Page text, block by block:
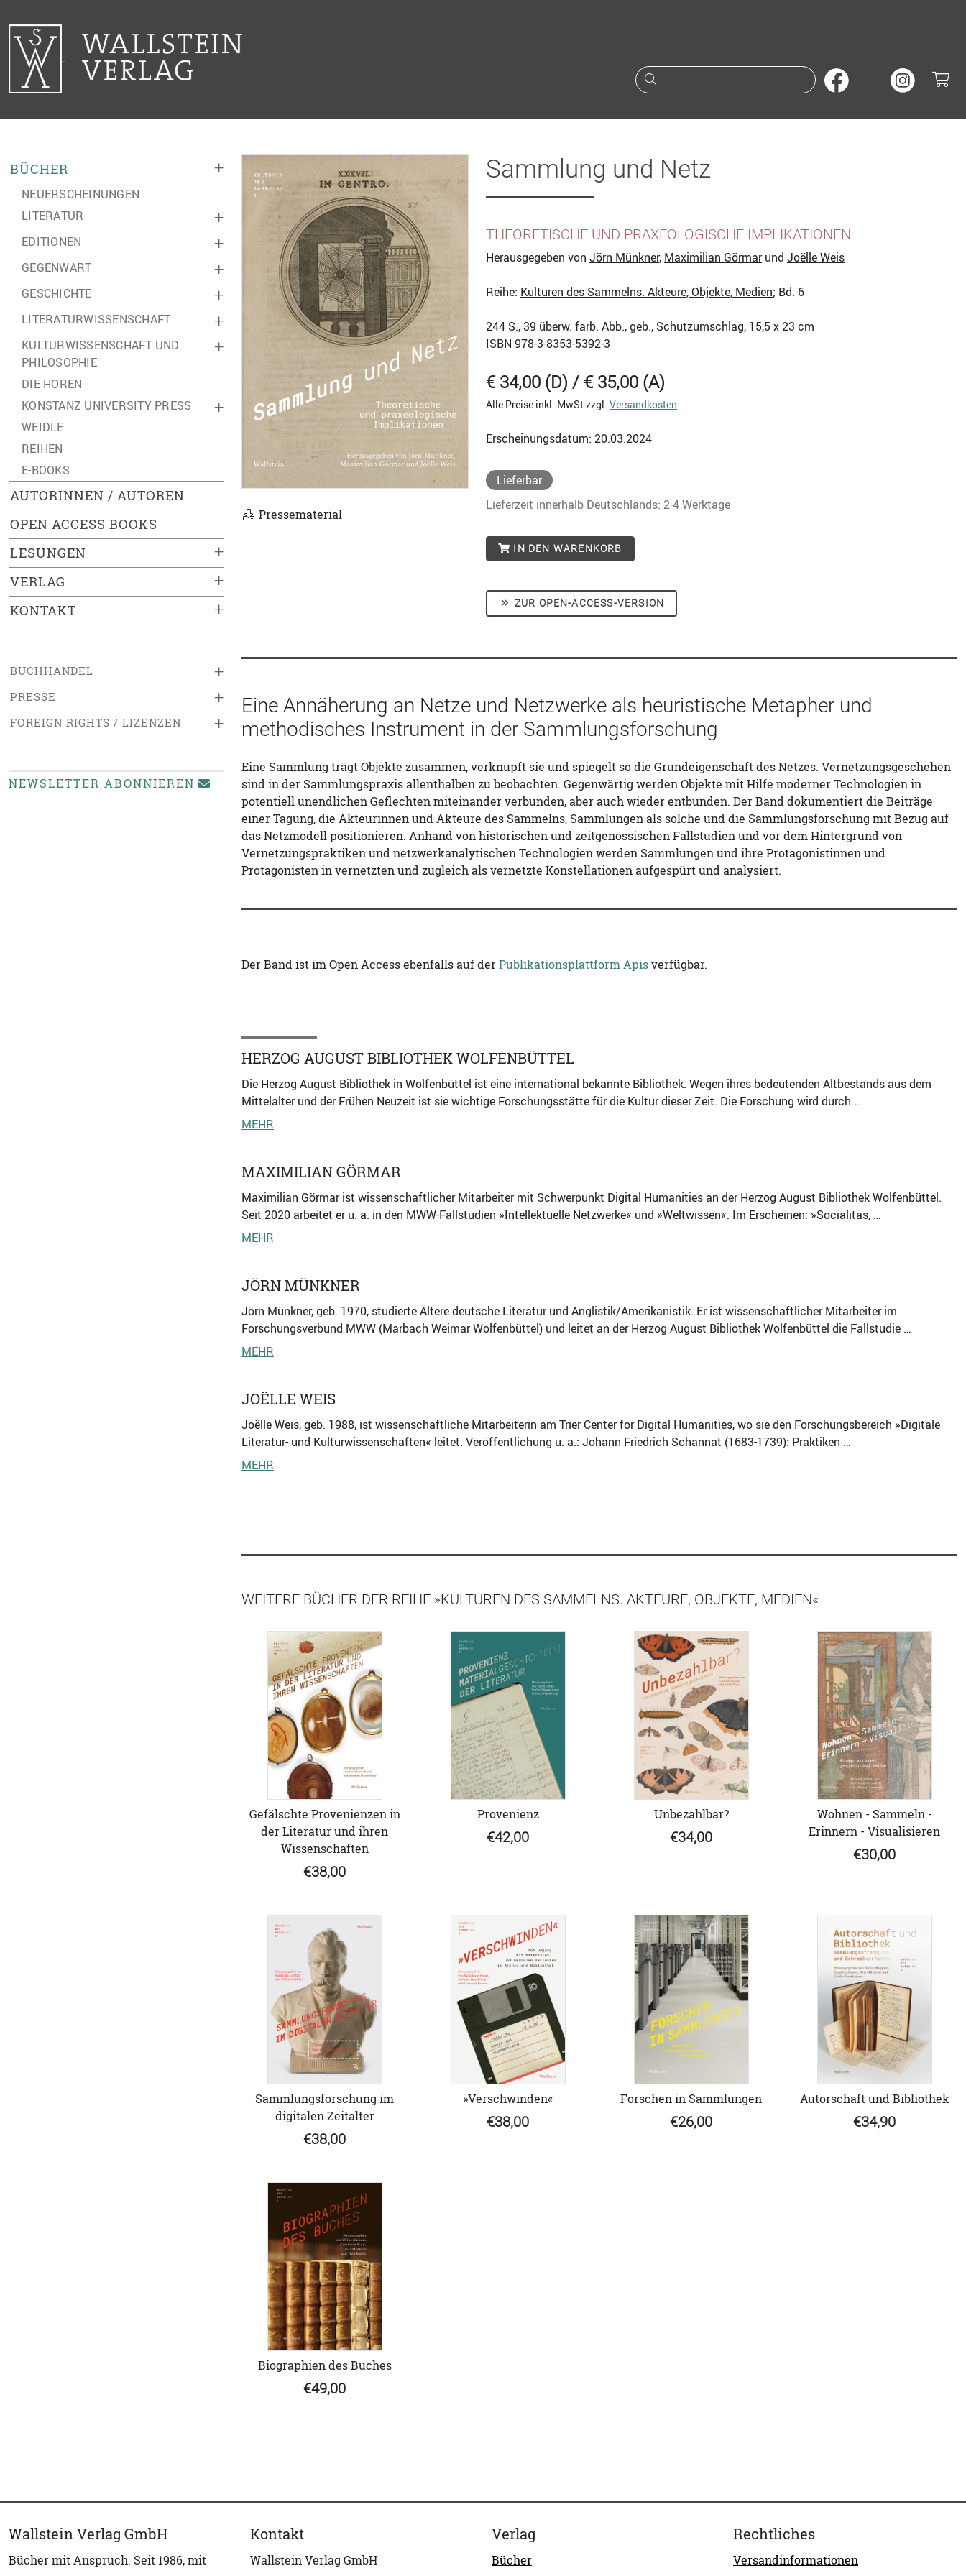
Suche nach Büchern oder
+
BÜCHER
NEUERSCHEINUNGEN
+
LITERATUR
+
EDITIONEN
+
GEGENWART
+
GESCHICHTE
+
LITERATURWISSENSCHAFT
+
KULTURWISSENSCHAFT UND
PHILOSOPHIE
DIE HOREN
+
KONSTANZ UNIVERSITY PRESS
WEIDLE
REIHEN
E-BOOKS
AUTORINNEN / AUTOREN
OPEN ACCESS BOOKS
+
LESUNGEN
+
VERLAG
+
KONTAKT
+
BUCHHANDEL
+
PRESSE
+
FOREIGN RIGHTS / LIZENZEN
NEWSLETTER ABONNIEREN
Pressematerial
Sammlung und Netz
THEORETISCHE UND PRAXEOLOGISCHE IMPLIKATIONEN
Herausgegeben von Jörn Münkner, Maximilian Görmarund Joëlle Weis
Reihe: Kulturen des Sammelns. Akteure, Objekte, Medien; Bd. 6
244 S., 39 überw. farb. Abb., geb., Schutzumschlag, 15,5 x 23 cm
ISBN 978-3-8353-5392-3
€ 34,00 (D) / € 35,00 (A)
Alle Preise inkl. MwSt zzgl. Versandkosten
Erscheinungsdatum: 20.03.2024
Lieferbar
Lieferzeit innerhalb Deutschlands: 2-4 Werktage
IN DEN WARENKORB
ZUR OPEN-ACCESS-VERSION
Eine Annäherung an Netze und Netzwerke als heuristische Metapher und
methodisches Instrument in der Sammlungsforschung
Eine Sammlung trägt Objekte zusammen, verknüpft sie und spiegelt so die Grundeigenschaft des Netzes. Vernetzungsgeschehen
sind in der Sammlungspraxis allenthalben zu beobachten. Gegenwärtig werden Objekte mit Hilfe moderner Technologien in
potentiell unendlichen Geflechten miteinander verbunden, aber auch wieder entbunden. Der Band dokumentiert die Beiträge
einer Tagung, die Akteurinnen und Akteure des Sammelns, Sammlungen als solche und die Sammlungsforschung mit Bezug auf
das Netzmodell positionieren. Anhand von historischen und zeitgenössischen Fallstudien und vor dem Hintergrund von
Vernetzungspraktiken und netzwerkanalytischen Technologien werden Sammlungen und ihre Protagonistinnen und
Protagonisten in vernetzten und zugleich als vernetzte Konstellationen aufgespürt und analysiert.
Der Band ist im Open Access ebenfalls auf derPublikationsplattform Apisverfügbar.
HERZOG AUGUST BIBLIOTHEK WOLFENBÜTTEL
Die Herzog August Bibliothek in Wolfenbüttel ist eine international bekannte Bibliothek. Wegen ihres bedeutenden Altbestands aus dem
Mittelalter und der Frühen Neuzeit ist sie wichtige Forschungsstätte für die Kultur dieser Zeit. Die Forschung wird durch …
MEHR
MAXIMILIAN GÖRMAR
Maximilian Görmar ist wissenschaftlicher Mitarbeiter mit Schwerpunkt Digital Humanities an der Herzog August Bibliothek Wolfenbüttel.
Seit 2020 arbeitet er u. a. in den MWW-Fallstudien »Intellektuelle Netzwerke« und »Weltwissen«. Im Erscheinen: »Socialitas, …
MEHR
JÖRN MÜNKNER
Jörn Münkner, geb. 1970, studierte Ältere deutsche Literatur und Anglistik/Amerikanistik. Er ist wissenschaftlicher Mitarbeiter im
Forschungsverbund MWW (Marbach Weimar Wolfenbüttel) und leitet an der Herzog August Bibliothek Wolfenbüttel die Fallstudie …
MEHR
JOËLLE WEIS
Joëlle Weis, geb. 1988, ist wissenschaftliche Mitarbeiterin am Trier Center for Digital Humanities, wo sie den Forschungsbereich »Digitale
Literatur- und Kulturwissenschaften« leitet. Veröffentlichung u. a.: Johann Friedrich Schannat (1683-1739): Praktiken …
MEHR
WEITERE BÜCHER DER REIHE »KULTUREN DES SAMMELNS. AKTEURE, OBJEKTE, MEDIEN«
Gefälschte Provenienzen in
der Literatur und ihren
Wissenschaften
€38,00
Provenienz
€42,00
Unbezahlbar?
€34,00
Wohnen - Sammeln -
Erinnern - Visualisieren
€30,00
Sammlungsforschung im
digitalen Zeitalter
€38,00
»Verschwinden«
€38,00
Forschen in Sammlungen
€26,00
Autorschaft und Bibliothek
€34,90
Biographien des Buches
€49,00
Wallstein Verlag GmbH
Bücher mit Anspruch. Seit 1986, mit
Kontakt
Wallstein Verlag GmbH
Verlag
Bücher
Rechtliches
Versandinformationen